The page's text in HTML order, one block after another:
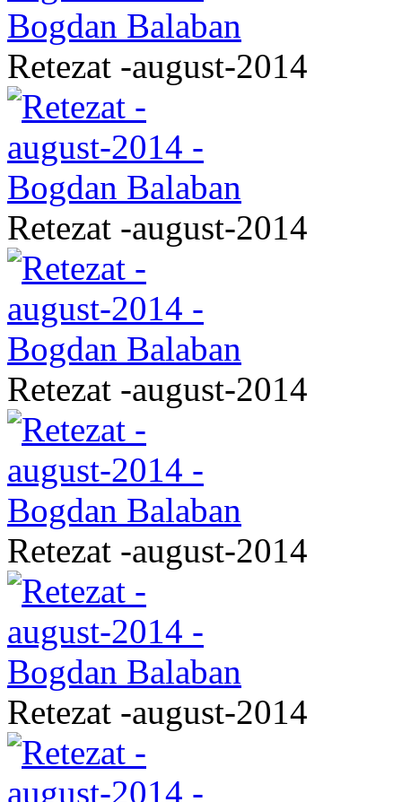
Retezat -august-2014
Retezat -august-2014
Retezat -august-2014
Retezat -august-2014
Retezat -august-2014